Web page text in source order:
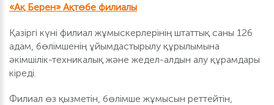
«Ақ Берен» Ақтөбе филиалы
Қазіргі күні филиал жұмыскерлерінің штаттық саны 126
адам, бөлімшенің ұйымдастырылу құрылымына
әкімшілік-техникалық және жедел-алдын алу құрамдары
кіреді.
Филиал өз қызметін, бөлімше жұмысын реттейтін,